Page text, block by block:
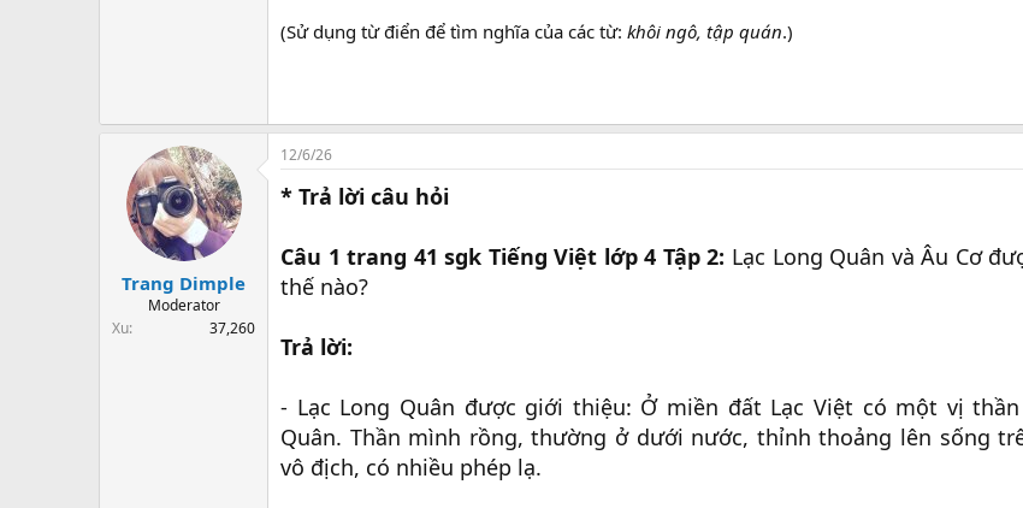
(Sử dụng từ điển để tìm nghĩa của các từ: khôi ngô, tập quán.)
Trang Dimple
Moderator
Xu
37,260
12/6/26
* Trả lời câu hỏi
Câu 1 trang 41 sgk Tiếng Việt lớp 4 Tập 2: Lạc Long Quân và Âu Cơ
thế nào?
Trả lời:
- Lạc Long Quân được giới thiệu: Ở miền đất Lạc Việt có một vị
Quân. Thần mình rồng, thường ở dưới nước, thỉnh thoảng lên sống
vô địch, có nhiều phép lạ.